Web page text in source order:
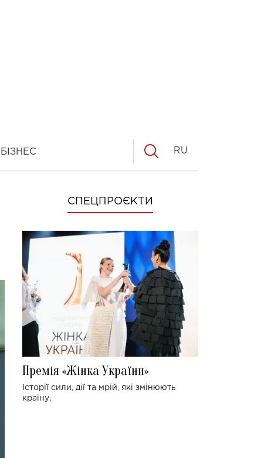
БІЗНЕС RU
СПЕЦПРОЄКТИ
Премія «Жінка України»
Історії сили, дії та мрій, які змінюють
країну.